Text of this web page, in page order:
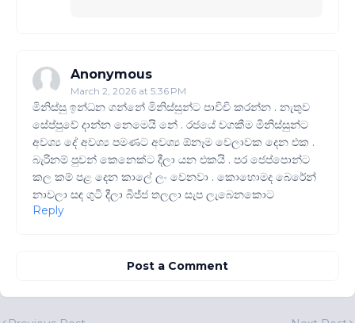
Anonymous
March 2, 2026 at 5:36 PM
මිනිස්සු ඉන්ධන ගන්නේ මිනිස්සුන්ට පාවිචි කරන්න . නැතුව
සේප්පුවේ දාන්න නෙමෙයි නේ . රජයේ වගකීම මිනිස්සුන්ට
අවශ්‍ය දේ අවශ්‍ය පමණට අවශ්‍ය ඕනෑම වෙලාවක දෙන එක .
බැරිනම් පුවන් කෙනෙක්ට දීලා යන එකයි . පර ජෙප්පොන්ට
කල කම් පළ දෙන කාලේ ලං වෙනවා . කොහොමද බෙරේන්
නාවලා සඳ ගුටි දීලා බිජ්ජ තලලා සැප ලැබෙනකොට
Reply
Post a Comment